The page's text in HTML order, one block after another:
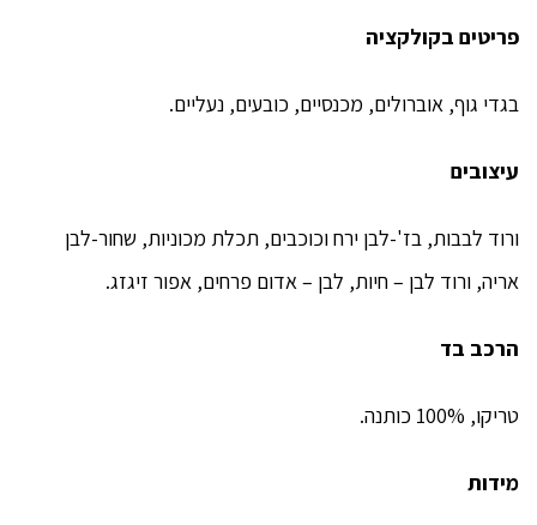
פריטים בקולקציה
בגדי גוף, אוברולים, מכנסיים, כובעים, נעליים.
עיצובים
ורוד לבבות, בז'-לבן ירח וכוכבים, תכלת מכוניות, שחור-לבן
אריה, ורוד לבן – חיות, לבן – אדום פרחים, אפור זיגזג.
הרכב בד
טריקו, 100% כותנה.
מידות